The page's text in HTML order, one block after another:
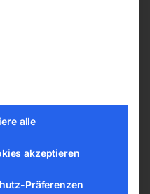
gute
alle
akzeptieren
Präferenzen